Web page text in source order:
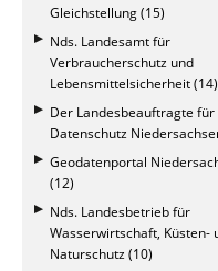
Gleichstellung (15)
Nds. Landesamt für
Verbraucherschutz und
Lebensmittelsicherheit (14)
Der Landesbeauftragte für
Datenschutz
Geodatenportal
(12)
Nds. Landesbetrieb für
Wasserwirtschaft, Küsten-
Naturschutz (10)